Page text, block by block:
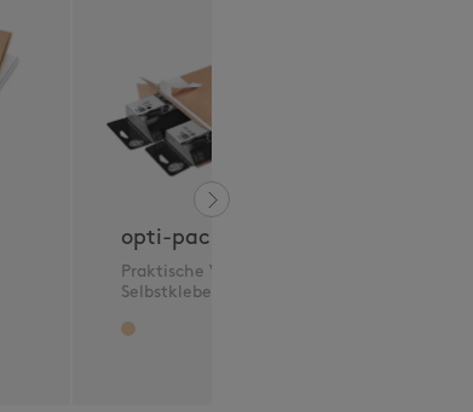
opti-packbox
Praktische Versandbox mit
Selbstklebeverschluss